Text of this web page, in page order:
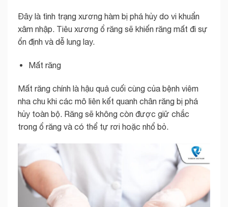
Đây là tình trạng xương hàm bị phá hủy do vi khuẩn
xâm nhập. Tiêu xương ổ răng sẽ khiến răng mất đi sự
ổn định và dễ lung lay.
Mất răng
Mất răng chính là hậu quả cuối cùng của bệnh viêm
nha chu khi các mô liên kết quanh chân răng bị phá
hủy toàn bộ. Răng sẽ không còn được giữ chắc
trong ổ răng và có thể tự rơi hoặc nhổ bỏ.